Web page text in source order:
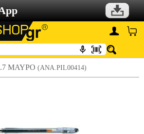
ΜΑΥΡΟ (ANA.PIL00414)